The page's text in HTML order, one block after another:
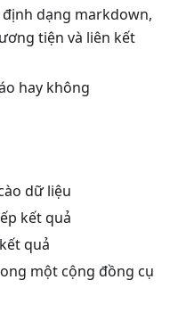
dạng markdown,
tiện và liên kết
hay không
dữ liệu
kết quả
quả
một cộng đồng cụ